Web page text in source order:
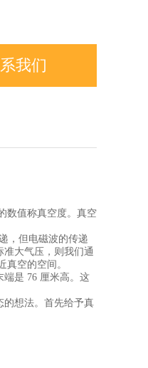
我们
数值称真空度。真空
，但电磁波的传递
大气压，则我们通
空的空间。
端是 76 厘米高。这
的想法。首先给予真